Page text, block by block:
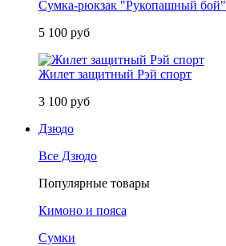
Сумка-рюкзак "Рукопашный бой"
5 100 руб
Жилет защитный Рэй спорт
3 100 руб
Дзюдо
Все Дзюдо
Популярные товары
Кимоно и пояса
Сумки